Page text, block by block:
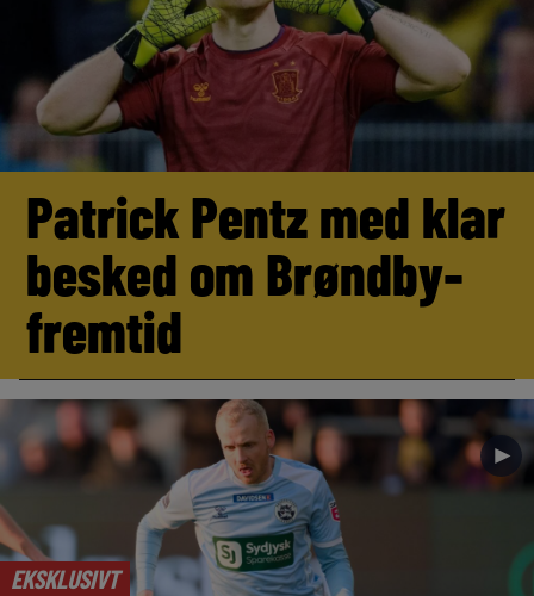
Patrick Pentz med klar
besked om Brøndby-
fremtid
EKSKLUSIVT
►